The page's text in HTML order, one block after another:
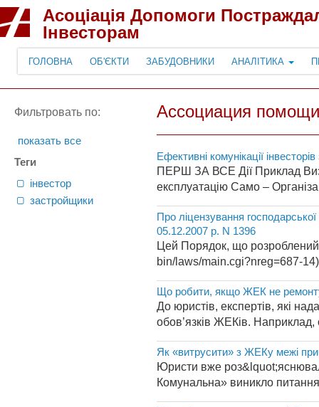
Асоціація Допомоги
Інвесторам
ГОЛОВНА ОБ'ЄКТИ ЗАБУДОВНИКИ АНАЛІТИКА
Фильтровать по:
показать все
Теги
інвестор
застройщики
Ассоциация
Ефективні комунікації інвесторів
ПЕРШ ЗА ВСЕ Дії Приклад
експлуатацію Само –
Про ліцензування господарської
05.12.2007 р. N 1396
Цей Порядок, що розроблений
bin/laws/main.cgi?nreg=687-
Що робити, якщо ЖЕК не
До юристів, експертів, які
обов’язків ЖЕКів.
Як «витрусити» з ЖЕКу межі
Юристи вже
Комунальна» виникло